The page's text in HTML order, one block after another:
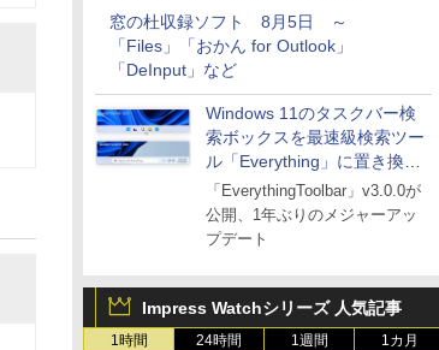
窓の杜収録ソフト 8月5日 ～
「Files」「おかん for Outlook」
「DeInput」など
Windows 11のタスクバー検
索ボックスを最速級検索ツー
ル「Everything」に置き換え
可能に
「EverythingToolbar」v3.0.0が
公開、1年ぶりのメジャーアッ
プデート
Impress Watchシリーズ 人気記事
1時間 24時間 1週間 1カ月